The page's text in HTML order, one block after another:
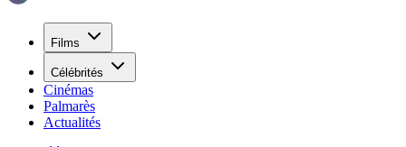
Films
Célébrités
Cinémas
Palmarès
Actualités